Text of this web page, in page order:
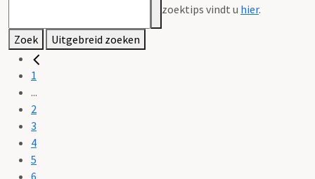
zoektips vindt u hier.
Zoek Uitgebreid zoeken
1
...
2
3
4
5
6